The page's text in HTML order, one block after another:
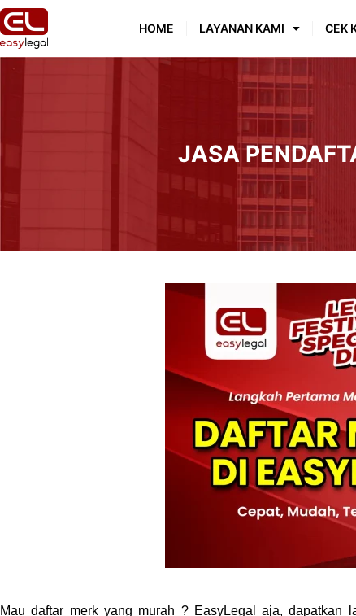
HOME LAYANAN KAMI CEK
JASA
Mau daftar merk yang murah ? EasyLegal aja, dapatkan